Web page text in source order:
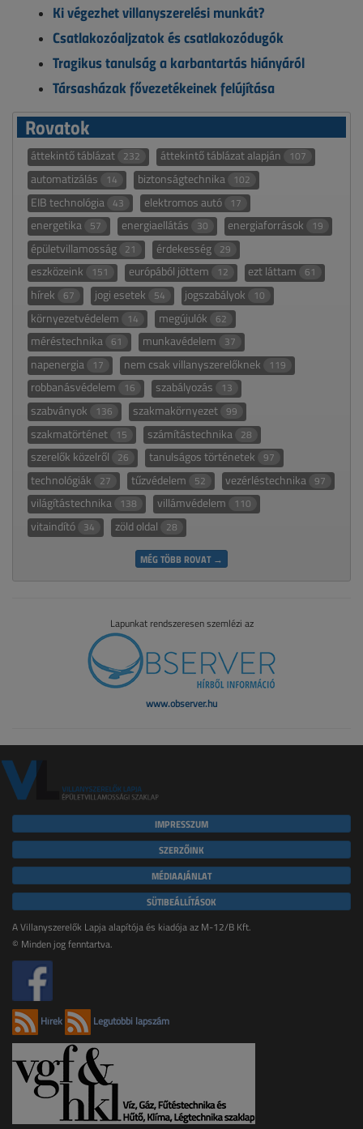
Ki végezhet villanyszerelési munkát?
Csatlakozóaljzatok és csatlakozódugók
Tragikus tanulság a karbantartás hiányáról
Társasházak fővezetékeinek felújítása
Rovatok
áttekintő táblázat 232 áttekintő táblázat alapján 107
automatizálás 14 biztonságtechnika 102
EIB technológia 43 elektromos autó 17
energetika 57 energiaellátás 30 energiaforrások 19
épületvillamosság 21 érdekesség 29
eszközeink 151 európából jöttem 12 ezt láttam 61
hírek 67 jogi esetek 54 jogszabályok 10
környezetvédelem 14 megújulók 62
méréstechnika 61 munkavédelem 37
napenergia 17 nem csak villanyszerelőknek 119
robbanásvédelem 16 szabályozás 13
szabványok 136 szakmakörnyezet 99
szakmatörténet 15 számítástechnika 28
szerelők közelről 26 tanulságos történetek 97
technológiák 27 tűzvédelem 52 vezérléstechnika 97
világítástechnika 138 villámvédelem 110
vitaindító 34 zöld oldal 28
MÉG TÖBB ROVAT →
Lapunkat rendszeresen szemlézi az
www.observer.hu
IMPRESSZUM
SZERZŐINK
MÉDIAAJÁNLAT
SÜTIBEÁLLÍTÁSOK
A Villanyszerelők Lapja alapítója és kiadója az M-12/B Kft.
© Minden jog fenntartva.
Hírek Legutóbbi lapszám